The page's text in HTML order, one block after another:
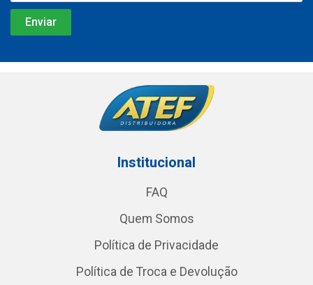
Institucional
FAQ
Quem Somos
Política de Privacidade
Política de Troca e Devolução